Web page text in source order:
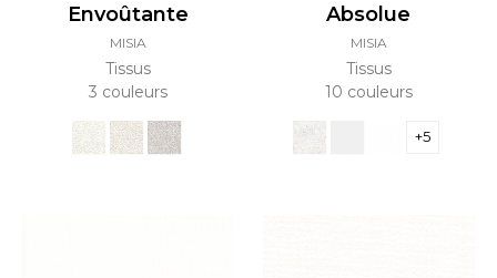
Envoûtante
MISIA
Tissus
3 couleurs
Absolue
MISIA
Tissus
10 couleurs
+5